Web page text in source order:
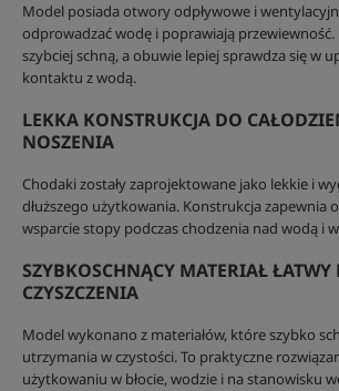
Model posiada otwory odpływowe i
odprowadzać wodę i poprawiają
szybciej schną, a obuwie lepiej sprawdza się w
kontaktu z wodą.
LEKKA KONSTRUKCJA DO
NOSZENIA
Chodaki zostały zaprojektowane jako lekkie i
dłuższego użytkowania. Konstrukcja zapewnia
wsparcie stopy podczas chodzenia nad wodą i
SZYBKOSCHNĄCY MATERIAŁ ŁATWY
CZYSZCZENIA
Model wykonano z materiałów, które szybko
utrzymania w czystości. To praktyczne
użytkowaniu w błocie, wodzie i na stanowisku